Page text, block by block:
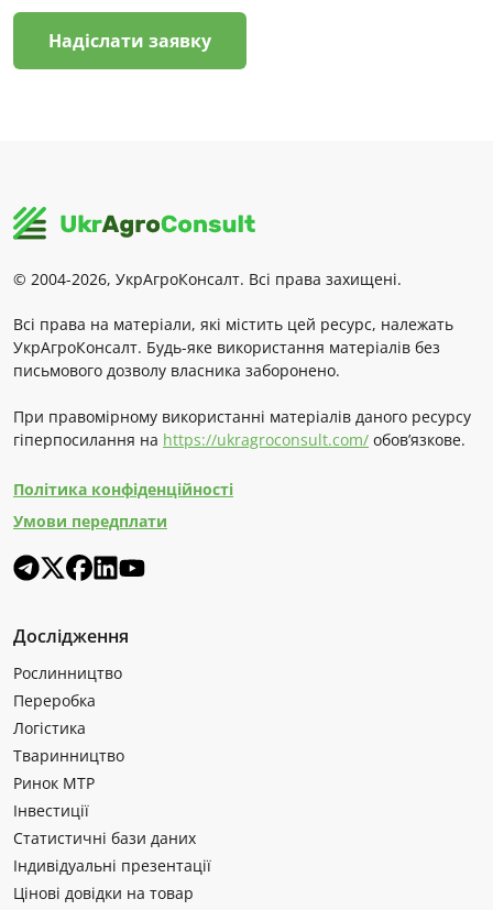
Надіслати заявку
© 2004-2026, УкрАгроКонсалт. Всі права захищені.
Всі права на матеріали, які містить цей ресурс, належать
УкрАгроКонсалт. Будь-яке використання матеріалів без
письмового дозволу власника заборонено.
При правомірному використанні матеріалів даного ресурсу
гіперпосилання на https://ukragroconsult.com/ обов’язкове.
Політика конфіденційності
Умови передплати
Дослідження
Рослинництво
Переробка
Логістика
Тваринництво
Ринок МТР
Інвестиції
Статистичні бази даних
Індивідуальні презентації
Цінові довідки на товар